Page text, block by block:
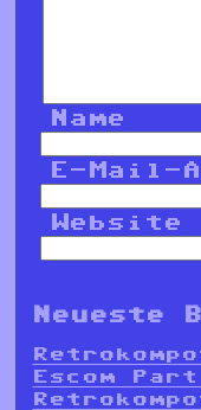
Name
E-Mail-
Website
Neueste
Escom